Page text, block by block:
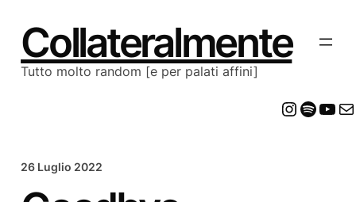
contenuto
Collateralmente
Tutto molto random [e per palati affini]
26 Luglio 2022